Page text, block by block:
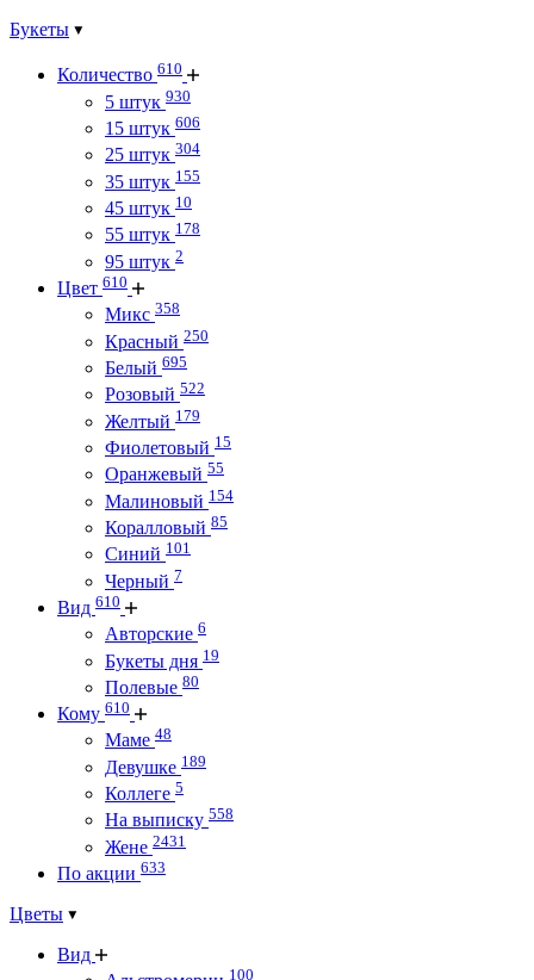
Букеты
Количество 610
5 штук 930
15 штук 606
25 штук 304
35 штук 155
45 штук 10
55 штук 178
95 штук 2
Цвет 610
Микс 358
Красный 250
Белый 695
Розовый 522
Желтый 179
Фиолетовый 15
Оранжевый 55
Малиновый 154
Коралловый 85
Синий 101
Черный 7
Вид 610
Авторские 6
Букеты дня 19
Полевые 80
Кому 610
Маме 48
Девушке 189
Коллеге 5
На выписку 558
Жене 2431
По акции 633
Цветы
Вид
100